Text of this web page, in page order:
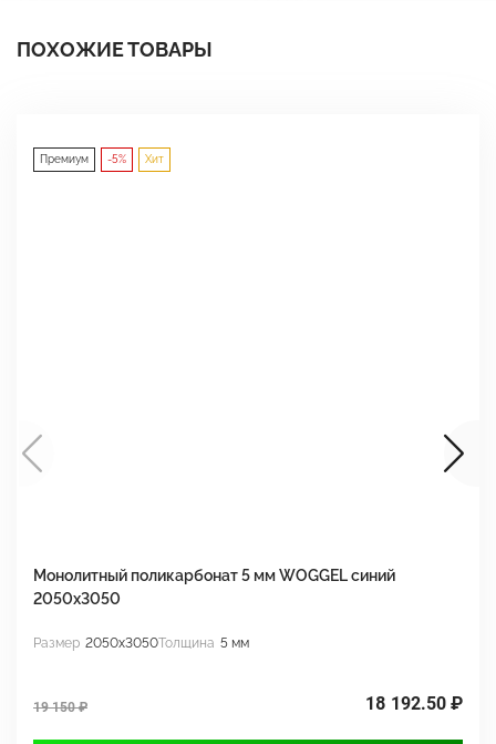
ПОХОЖИЕ ТОВАРЫ
Премиум -5% Хит
Монолитный поликарбонат 5 мм WOGGEL синий
2050х3050
Размер 2050x3050Толщина 5 мм
19 150 ₽ 18 192.50 ₽